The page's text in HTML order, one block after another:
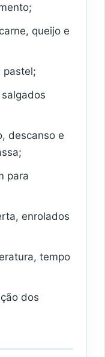
queijo e
pastel;
descanso e
para
enrolados
tempo
dos